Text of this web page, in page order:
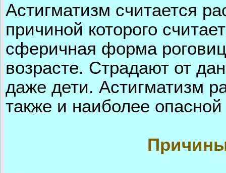
Астигматизм считается
причиной которого
сферичная форма
возрасте. Страдают от
даже дети. Астигматизм
также и наиболее